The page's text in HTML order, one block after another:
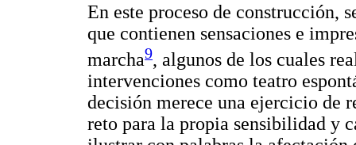
En este proceso de construcción,
que contienen sensaciones e
marcha9, algunos de los cuales
intervenciones como teatro
decisión merece una ejercicio de
reto para la propia sensibilidad y